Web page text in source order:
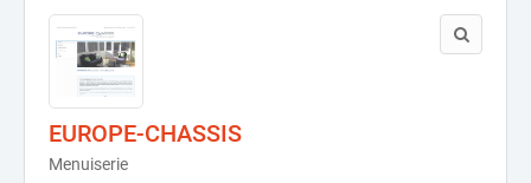
EUROPE-CHASSIS
Menuiserie